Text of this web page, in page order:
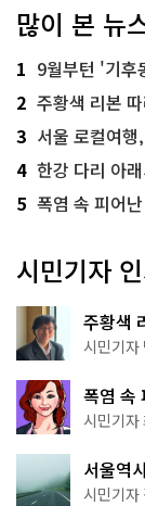
많이 본 뉴
1 9월부턴 '기후
2 주황색 리본 따라
3 서울 로컬여
4 한강 다리 아
5 폭염 속 피어
시민기자
주황색
서울둘
시민기자
폭염 속
무 명소
시민기자
서울역
나는 역
시민기자